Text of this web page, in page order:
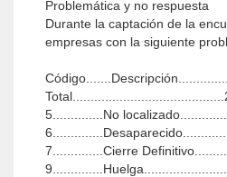
Problemática y no respuesta
Durante la captación de la
empresas con la siguiente
5..............No
7..............Cierre